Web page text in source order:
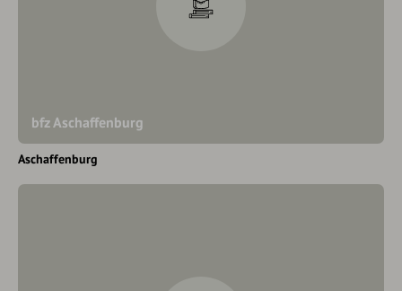
bfz Aschaffenburg
Aschaffenburg